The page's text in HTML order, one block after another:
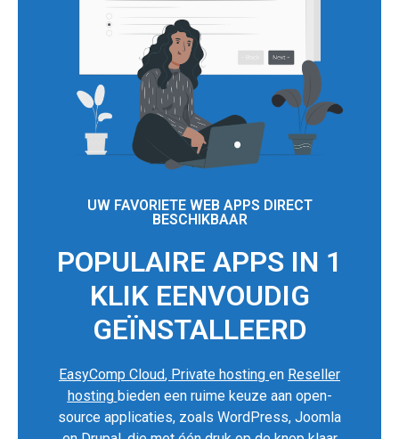
UW FAVORIETE WEB APPS DIRECT
BESCHIKBAAR
POPULAIRE APPS IN 1
KLIK EENVOUDIG
GEÏNSTALLEERD
EasyComp Cloud, Private hosting en Reseller
hosting bieden een ruime keuze aan open-
source applicaties, zoals WordPress, Joomla